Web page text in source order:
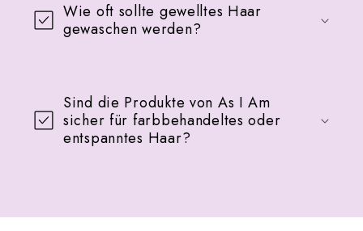
Wie oft sollte gewelltes Haar
gewaschen werden?
Sind die Produkte von As I Am
sicher für farbbehandeltes oder
entspanntes Haar?